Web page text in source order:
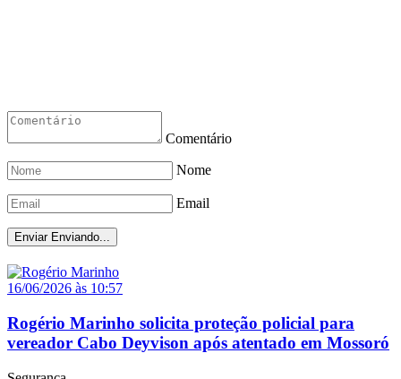
Comentário
Nome
Email
Enviar Enviando...
16/06/2026 às 10:57
Rogério Marinho solicita proteção policial para
vereador Cabo Deyvison após atentado em Mossoró